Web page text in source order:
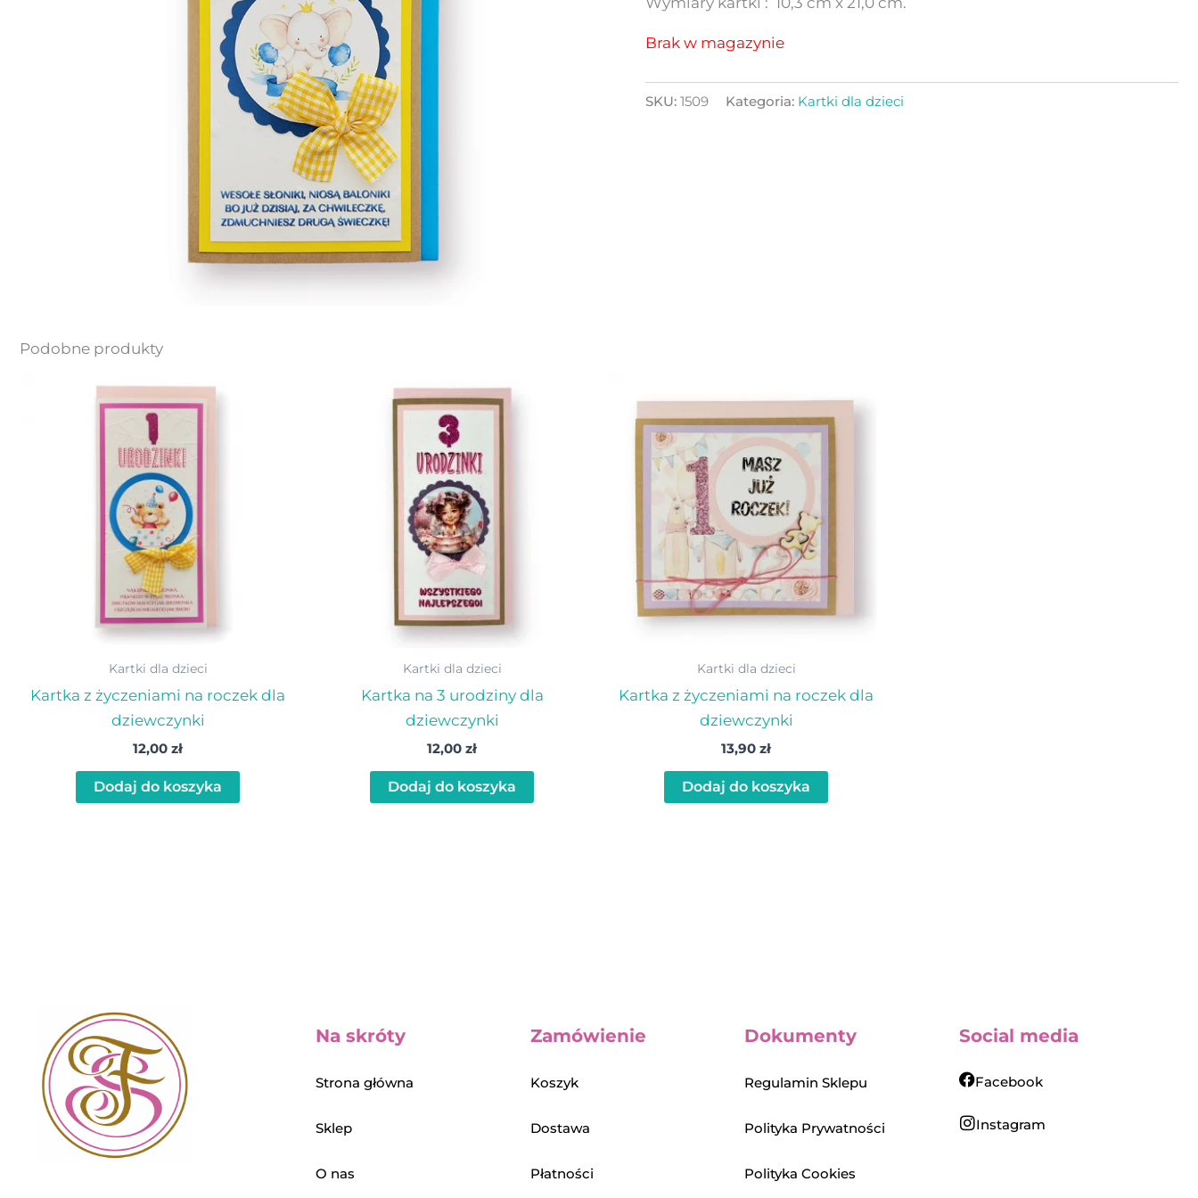
Brak w magazynie
SKU: 1509 Kategoria: Kartki dla dzieci
Podobne produkty
Kartki dla dzieci
Kartka z życzeniami na roczek dla
dziewczynki
12,00 zł
Dodaj do koszyka
Kartki dla dzieci
Kartka na 3 urodziny dla
dziewczynki
12,00 zł
Dodaj do koszyka
Kartki dla dzieci
Kartka z życzeniami na roczek dla
dziewczynki
13,90 zł
Dodaj do koszyka
Na skróty
Strona główna
Sklep
O nas
Zamówienie
Koszyk
Dostawa
Płatności
Dokumenty
Regulamin Sklepu
Polityka Prywatności
Polityka Cookies
Social media
Facebook
Instagram